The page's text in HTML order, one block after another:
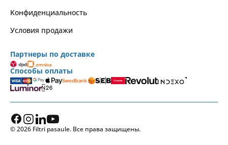
Kонфиденциальность
Условия продажи
Партнеры по доставке
Способы оплаты
© 2026 Filtri pasaule. Все права защищены.